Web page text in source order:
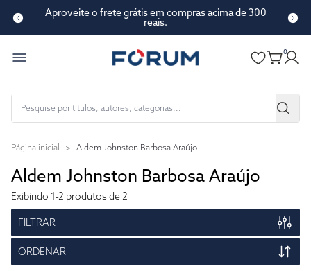
Aproveite o frete grátis em compras acima de 300
reais.
0
Página inicial > Aldem Johnston Barbosa Araújo
Aldem Johnston Barbosa Araújo
Exibindo 1-2 produtos de 2
FILTRAR
ORDENAR